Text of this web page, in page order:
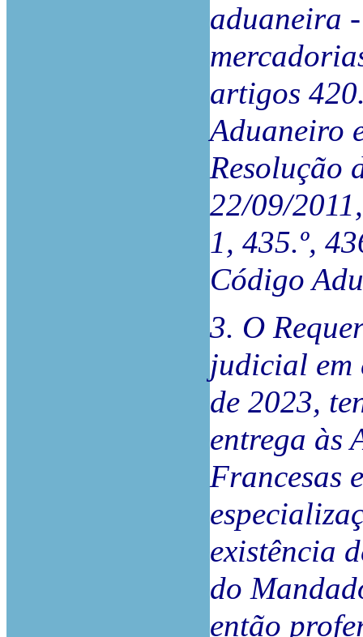
aduaneira
artigos
Aduaneiro
Resolução
22/09/
1, 435.º,
Código
3. O
judicial em
de 2023,
entrega às
Francesas
existência
do
então